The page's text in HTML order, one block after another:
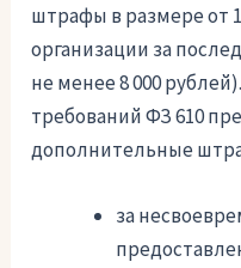
штрафы в размере от
организации за
не менее 8 000
требований ФЗ 610
дополнительные
за